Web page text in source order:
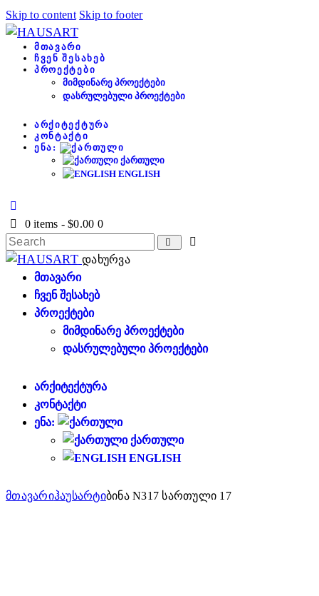
Skip to content Skip to footer
ᲛᲗᲐᲕᲐᲠᲘ
ᲩᲕᲔᲜ ᲨᲔᲡᲐᲮᲔᲑ
ᲞᲠᲝᲔᲥᲢᲔᲑᲘ
ᲛᲘᲛᲓᲘᲜᲐᲠᲔ ᲞᲠᲝᲔᲥᲢᲔᲑᲘ
ᲓᲐᲡᲠᲣᲚᲔᲑᲣᲚᲘ ᲞᲠᲝᲔᲥᲢᲔᲑᲘ
ᲐᲠᲥᲘᲢᲔᲥᲢᲣᲠᲐ
ᲙᲝᲜᲢᲐᲥᲢᲘ
ᲔᲜᲐ:
ᲥᲐᲠᲗᲣᲚᲘ
ENGLISH
0 items -$0.00 0
დახურვა
ᲛᲗᲐᲕᲐᲠᲘ
ᲩᲕᲔᲜ ᲨᲔᲡᲐᲮᲔᲑ
ᲞᲠᲝᲔᲥᲢᲔᲑᲘ
ᲛᲘᲛᲓᲘᲜᲐᲠᲔ ᲞᲠᲝᲔᲥᲢᲔᲑᲘ
ᲓᲐᲡᲠᲣᲚᲔᲑᲣᲚᲘ ᲞᲠᲝᲔᲥᲢᲔᲑᲘ
ᲐᲠᲥᲘᲢᲔᲥᲢᲣᲠᲐ
ᲙᲝᲜᲢᲐᲥᲢᲘ
ᲔᲜᲐ:
ᲥᲐᲠᲗᲣᲚᲘ
ENGLISH
მთავარიჰაუსარტიბინა N317 სართული 17